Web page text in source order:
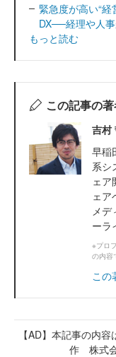
緊急度が高い“
DX──経理や人
もっと読む
この記事の
吉村
早稲
系シ
ェ
ェ
メ
ーラ
※プロ
の内容
この
【AD】本記事の内
作 株式